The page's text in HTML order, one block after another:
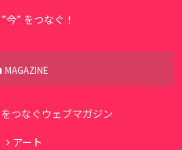
今” をつなぐ！
MAGAZINE
つなぐウェブマガジン
アート